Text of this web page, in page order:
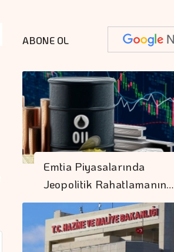
ABONE OL
Emtia Piyasalarında
Jeopolitik Rahatlamanın…